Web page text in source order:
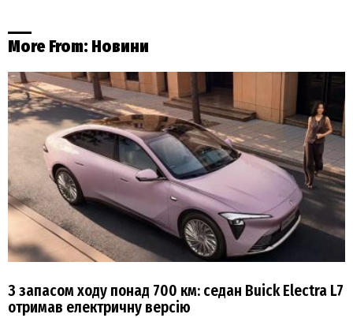
More From: Новини
З запасом ходу понад 700 км: седан Buick Electra L7
отримав електричну версію